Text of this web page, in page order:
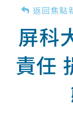
返回焦點
屏科
責任